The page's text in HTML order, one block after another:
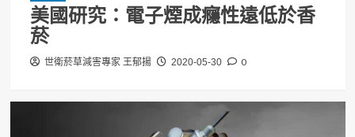
美國研究：電子煙成癮性遠低於香
菸
世衛菸草減害專家 王郁揚 2020-05-30 0